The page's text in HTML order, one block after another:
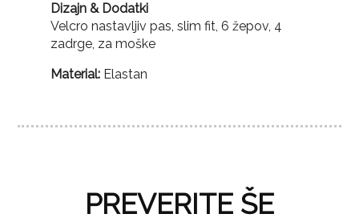
Dizajn & Dodatki
Velcro nastavljiv pas, slim fit, 6 žepov, 4
zadrge, za moške
Material: Elastan
PREVERITE ŠE